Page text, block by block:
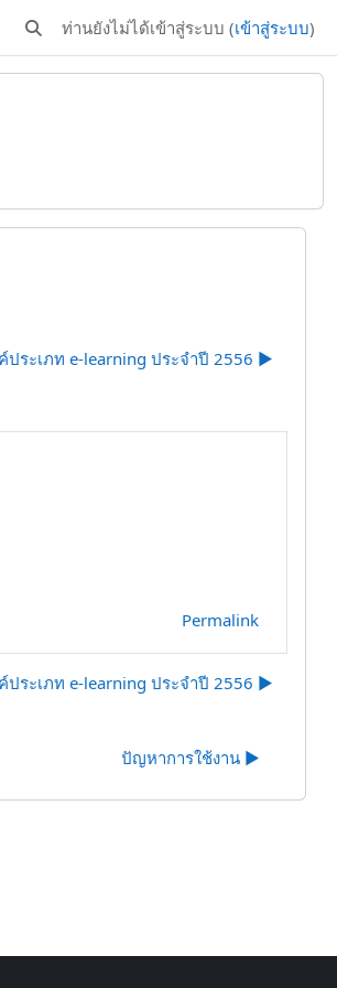
Toggle search input
ท่านยังไม่ได้เข้าสู่ระบบ (เข้าสู่ระบบ)
ระเภท e-learning ประจำปี 2556 ▶︎
Permalink
ระเภท e-learning ประจำปี 2556 ▶︎
ปัญหาการใช้งาน ▶︎